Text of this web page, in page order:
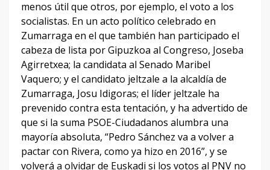
menos útil que otros, por ejemplo, el voto a los
socialistas. En un acto político celebrado en
Zumarraga en el que también han participado el
cabeza de lista por Gipuzkoa al Congreso, Joseba
Agirretxea; la candidata al Senado Maribel
Vaquero; y el candidato jeltzale a la alcaldía de
Zumarraga, Josu Idigoras; el líder jeltzale ha
prevenido contra esta tentación, y ha advertido de
que si la suma PSOE-Ciudadanos alumbra una
mayoría absoluta, “Pedro Sánchez va a volver a
pactar con Rivera, como ya hizo en 2016”, y se
volverá a olvidar de Euskadi si los votos al PNV no